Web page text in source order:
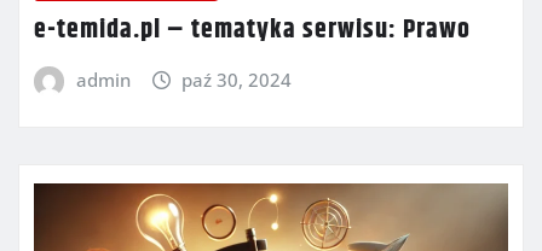
e-temida.pl – tematyka serwisu: Prawo
admin paź 30, 2024